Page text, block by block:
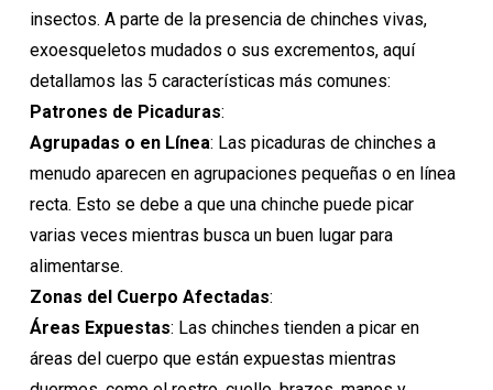
insectos. A parte de la presencia de chinches vivas,
exoesqueletos mudados o sus excrementos, aquí
detallamos las 5 características más comunes:
Patrones de Picaduras:
Agrupadas o en Línea: Las picaduras de chinches a
menudo aparecen en agrupaciones pequeñas o en línea
recta. Esto se debe a que una chinche puede picar
varias veces mientras busca un buen lugar para
alimentarse.
Zonas del Cuerpo Afectadas:
Áreas Expuestas: Las chinches tienden a picar en
áreas del cuerpo que están expuestas mientras